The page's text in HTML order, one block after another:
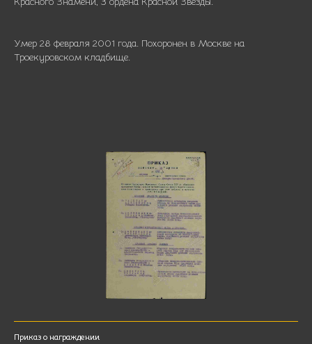
Умер 28 февраля 2001 года. Похоронен в Москве на
Троекуровском кладбище.
Приказ о награждении